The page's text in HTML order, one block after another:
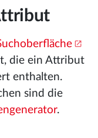
die ein Attribut
enthalten.
sind die
.